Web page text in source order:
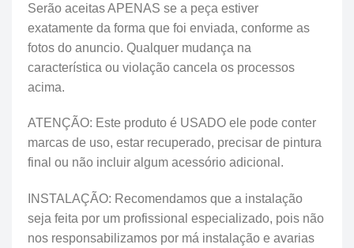
Serão aceitas APENAS se a peça estiver
exatamente da forma que foi enviada, conforme as
fotos do anuncio. Qualquer mudança na
característica ou violação cancela os processos
acima.
ATENÇÃO: Este produto é USADO ele pode conter
marcas de uso, estar recuperado, precisar de pintura
final ou não incluir algum acessório adicional.
INSTALAÇÃO: Recomendamos que a instalação
seja feita por um profissional especializado, pois não
nos responsabilizamos por má instalação e avarias